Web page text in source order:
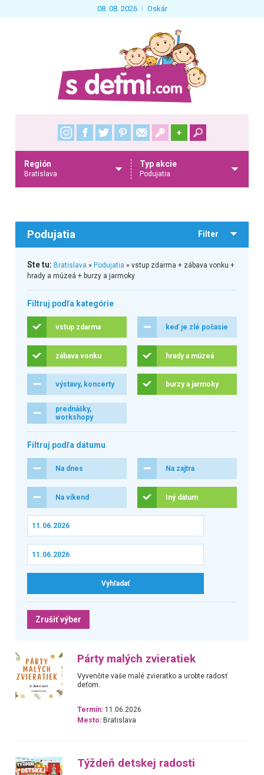
08. 08. 2026 Oskár
+
Región
Bratislava
Typ akcie
Podujatia
Podujatia Filter
Ste tu: Bratislava » Podujatia » vstup zdarma + zábava vonku +
hrady a múzeá + burzy a jarmoky
Filtruj podľa kategórie
vstup zdarma keď je zlé počasie
zábava vonku hrady a múzeá
výstavy, koncerty burzy a jarmoky
prednášky,
workshopy
Filtruj podľa dátumu
Na dnes Na zajtra
Na víkend Iný dátum
Zrušiť výber
Párty malých zvieratiek
Vyvenčite vaše malé zvieratko a urobte radosť
deťom.
Termín: 11.06.2026
Mesto: Bratislava
Týždeň detskej radosti